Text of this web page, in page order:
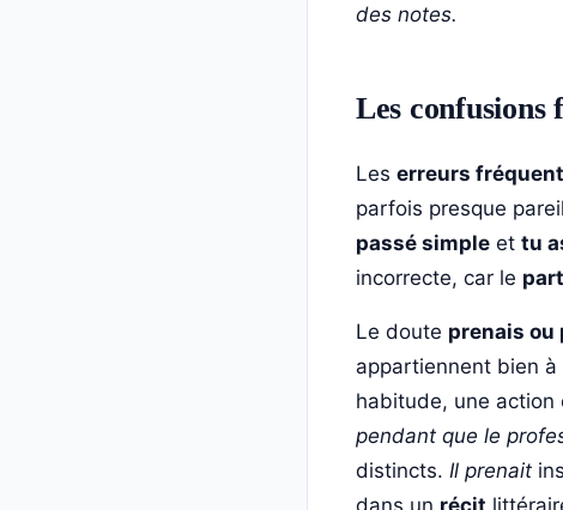
des notes.
Les
Les erreurs
parfois presque
passé simple et tu
incorrecte, car le
Le doute prenais ou
appartiennent bien à
habitude, une action
pendant que le
distincts. Il prenait
dans un récit